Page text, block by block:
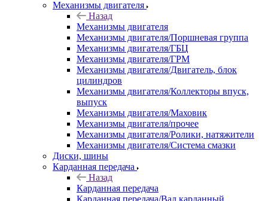
Механизмы двигателя
Назад
Механизмы двигателя
Механизмы двигателя/Поршневая группа
Механизмы двигателя/ГБЦ
Механизмы двигателя/ГРМ
Механизмы двигателя/Двигатель, блок
цилиндров
Механизмы двигателя/Коллекторы впуск,
выпуск
Механизмы двигателя/Маховик
Механизмы двигателя/прочее
Механизмы двигателя/Ролики, натяжители
Механизмы двигателя/Система смазки
Диски, шины
Карданная передача
Назад
Карданная передача
Карданная передача/Вал карданный